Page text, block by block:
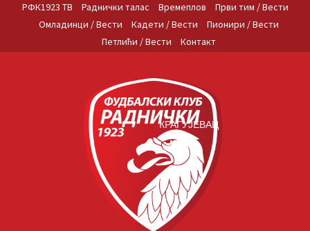
РФК1923 ТВ Раднички талас Времеплов
Први тим / Вести
Омладинци / Вести
Кадети / Вести
Пионири / Вести
Петлићи / Вести
Контакт
КРАГУЈЕВАЦ